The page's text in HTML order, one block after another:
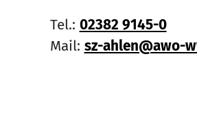
Tel.: 02382 9145-0
Mail: sz-ahlen@awo-